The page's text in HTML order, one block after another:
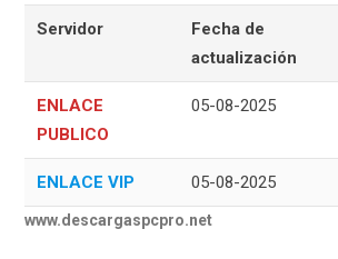
Servidor
Fecha de
actualización
ENLACE
PUBLICO
05-08-2025
ENLACE VIP 05-08-2025
www.descargaspcpro.net